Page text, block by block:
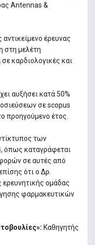
Antennas &
έρευνας
στη μελέτη
καρδιολογικές και
αυξήσει κατά 50%
σε scopus
προηγούμενο έτος.
των
όπως καταγράφεται
σε αυτές από
ότι ο Δρ.
ερευνητικής ομάδας
φαρμακευτικών
Καθηγητής